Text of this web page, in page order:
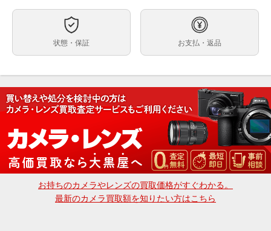
送料無料
2410万画素CMOSセンサーを搭載し、きれいなボケ味
を表現できるデジタル一眼レフカメラ。「シーンインテ
画像送信やリモート撮影を可能にするアプリや、スピー
ディーに接続できるNFC機能に対応。
3.0型・約92万ドットの広視野角・高輝度TFTの液晶モ
ニターを搭載し、見やすく使いやすい。標準ズームレン
ズ「EF-S18-55mm F3.5-5.6 IS II」が付属する。
ご注文、ご決済後に店頭でのお受取も可能でございま
す。
ます。
大黒屋カメラ館 新宿店
状態・保証 お支払・返品
お持ちのカメラやレンズの買取価格がすぐわかる。
最新のカメラ買取額を知りたい方はこちら